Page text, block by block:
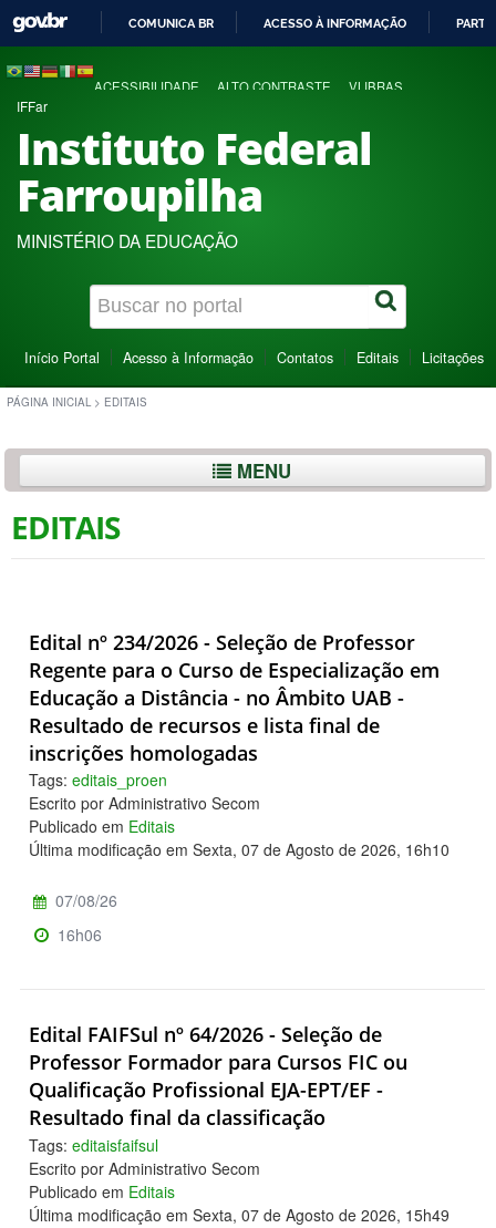
COMUNICA BR ACESSO À INFORMAÇÃO
ACESSIBILIDADE ALTO CONTRASTE VLIBRAS
IFFar
Instituto Federal
Farroupilha
MINISTÉRIO DA EDUCAÇÃO
Início Portal Acesso à Informação Contatos Editais Licitações
PÁGINA INICIAL > EDITAIS
MENU
EDITAIS
Edital nº 234/2026 - Seleção de Professor
Regente para o Curso de Especialização em
Educação a Distância - no Âmbito UAB -
Resultado de recursos e lista final de
inscrições homologadas
Tags: editais_proen
Escrito por Administrativo Secom
Publicado em Editais
Última modificação em Sexta, 07 de Agosto de 2026, 16h10
07/08/26
16h06
Edital FAIFSul nº 64/2026 - Seleção de
Professor Formador para Cursos FIC ou
Qualificação Profissional EJA-EPT/EF -
Resultado final da classificação
Tags: editaisfaifsul
Escrito por Administrativo Secom
Publicado em Editais
Última modificação em Sexta, 07 de Agosto de 2026, 15h49